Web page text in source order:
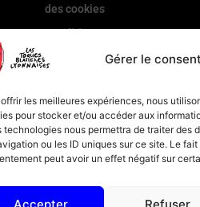
Gérer le
offrir les meilleures expériences, nous
pour stocker et/ou accéder aux
technologies nous permettra de traiter des
ou les ID uniques sur ce site. Le
peut avoir un effet négatif sur
Accepter Refuser
des cookies
Conditions
de Vente
légales